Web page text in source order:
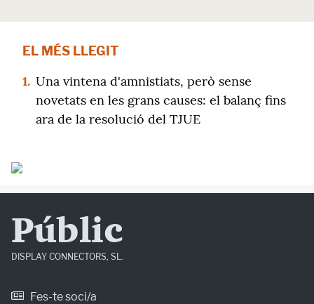
EL MÉS LLEGIT
1. Una vintena d'amnistiats, però sense
novetats en les grans causes: el balanç fins
ara de la resolució del TJUE
Públic
DISPLAY CONNECTORS, SL.
Fes-te soci/a